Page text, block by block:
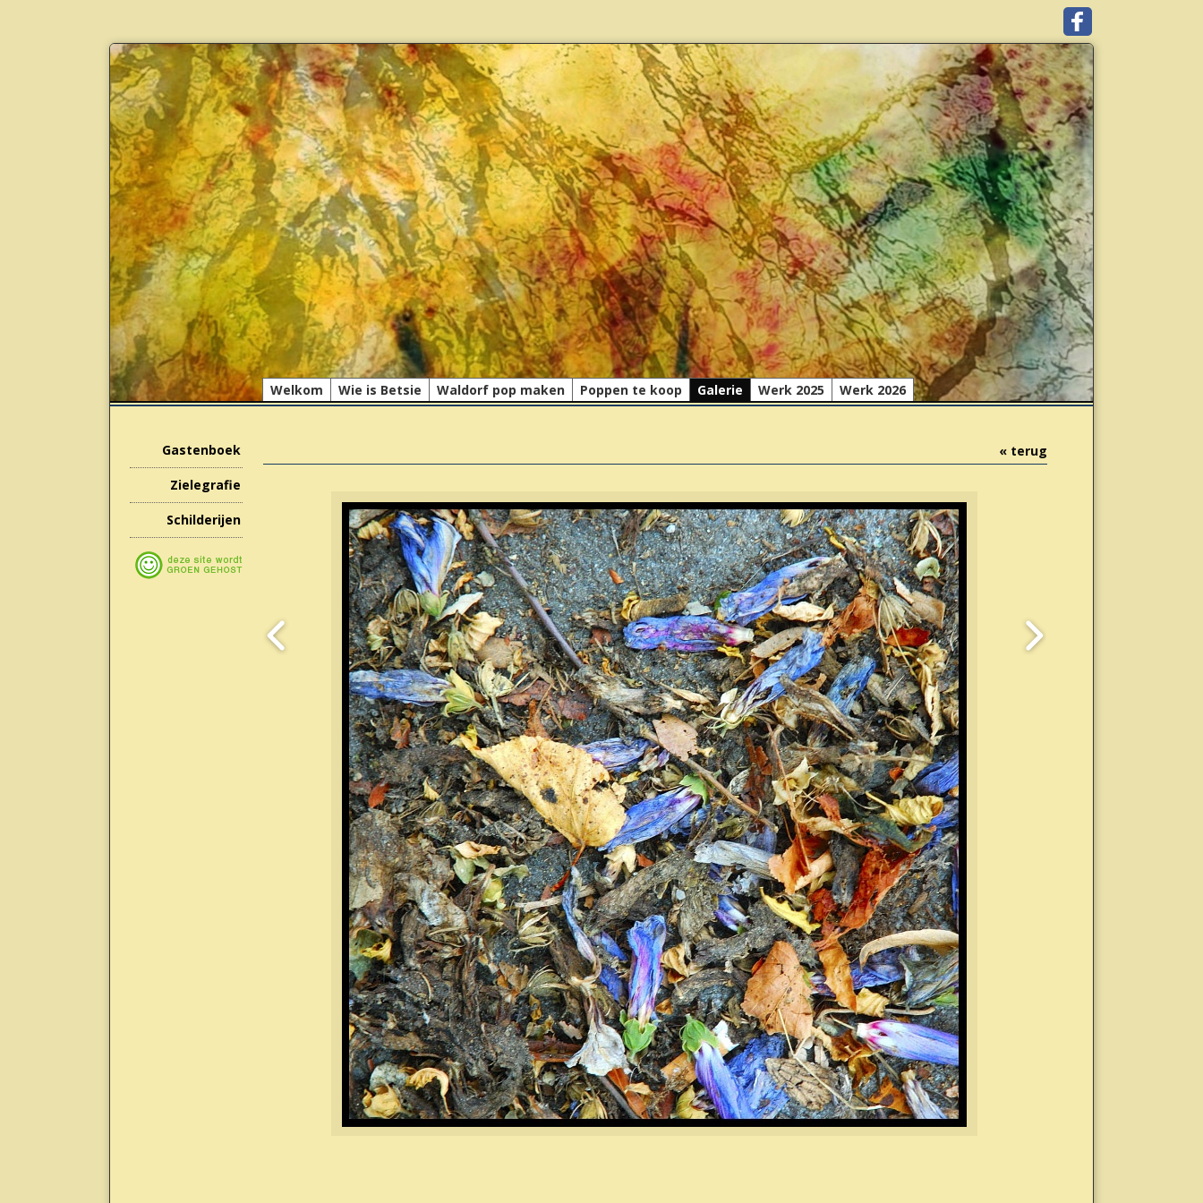
Welkom Wie is Betsie Waldorf pop maken Poppen te koop Galerie Werk 2025 Werk 2026
Gastenboek
Zielegrafie
Schilderijen
« terug